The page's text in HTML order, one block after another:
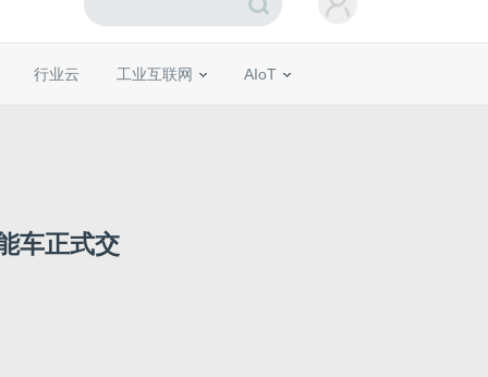
行业云 工业互联网 AIoT
车正式交